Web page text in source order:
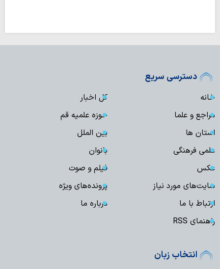
دسترسی سریع
خانه
کل اخبار
مراجع و علما
حوزه علمیه قم
استان ها
بین الملل
علمی فرهنگی
بانوان
عکس
فیلم و صوت
سایت‌های مورد نیاز
پرونده‌های ویژه
ارتباط با ما
درباره ما
راهنمای RSS
انتخاب زبان